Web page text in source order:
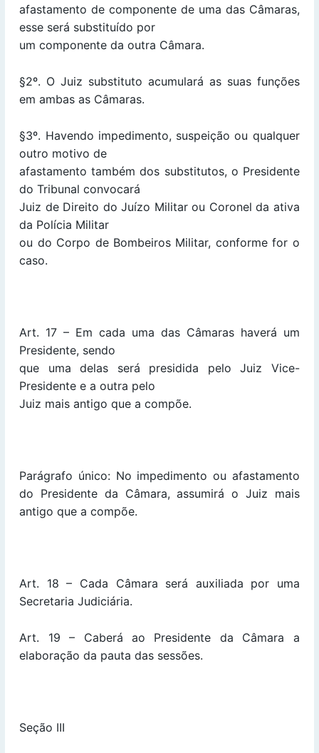
afastamento de componente de uma das Câmaras,
esse será substituído por
um componente da outra Câmara.
§2º. O Juiz substituto acumulará as suas funções
em ambas as Câmaras.
§3º. Havendo impedimento, suspeição ou qualquer
outro motivo de
afastamento também dos substitutos, o Presidente
do Tribunal convocará
Juiz de Direito do Juízo Militar ou Coronel da ativa
da Polícia Militar
ou do Corpo de Bombeiros Militar, conforme for o
caso.
Art. 17 – Em cada uma das Câmaras haverá um
Presidente, sendo
que uma delas será presidida pelo Juiz Vice-
Presidente e a outra pelo
Juiz mais antigo que a compõe.
Parágrafo único: No impedimento ou afastamento
do Presidente da Câmara, assumirá o Juiz mais
antigo que a compõe.
Art. 18 – Cada Câmara será auxiliada por uma
Secretaria Judiciária.
Art. 19 – Caberá ao Presidente da Câmara a
elaboração da pauta das sessões.
Seção III